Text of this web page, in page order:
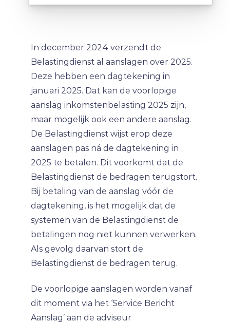
In december 2024 verzendt de
Belastingdienst al aanslagen over 2025.
Deze hebben een dagtekening in
januari 2025. Dat kan de voorlopige
aanslag inkomstenbelasting 2025 zijn,
maar mogelijk ook een andere aanslag.
De Belastingdienst wijst erop deze
aanslagen pas ná de dagtekening in
2025 te betalen. Dit voorkomt dat de
Belastingdienst de bedragen terugstort.
Bij betaling van de aanslag vóór de
dagtekening, is het mogelijk dat de
systemen van de Belastingdienst de
betalingen nog niet kunnen verwerken.
Als gevolg daarvan stort de
Belastingdienst de bedragen terug.
De voorlopige aanslagen worden vanaf
dit moment via het ‘Service Bericht
Aanslag’ aan de adviseur